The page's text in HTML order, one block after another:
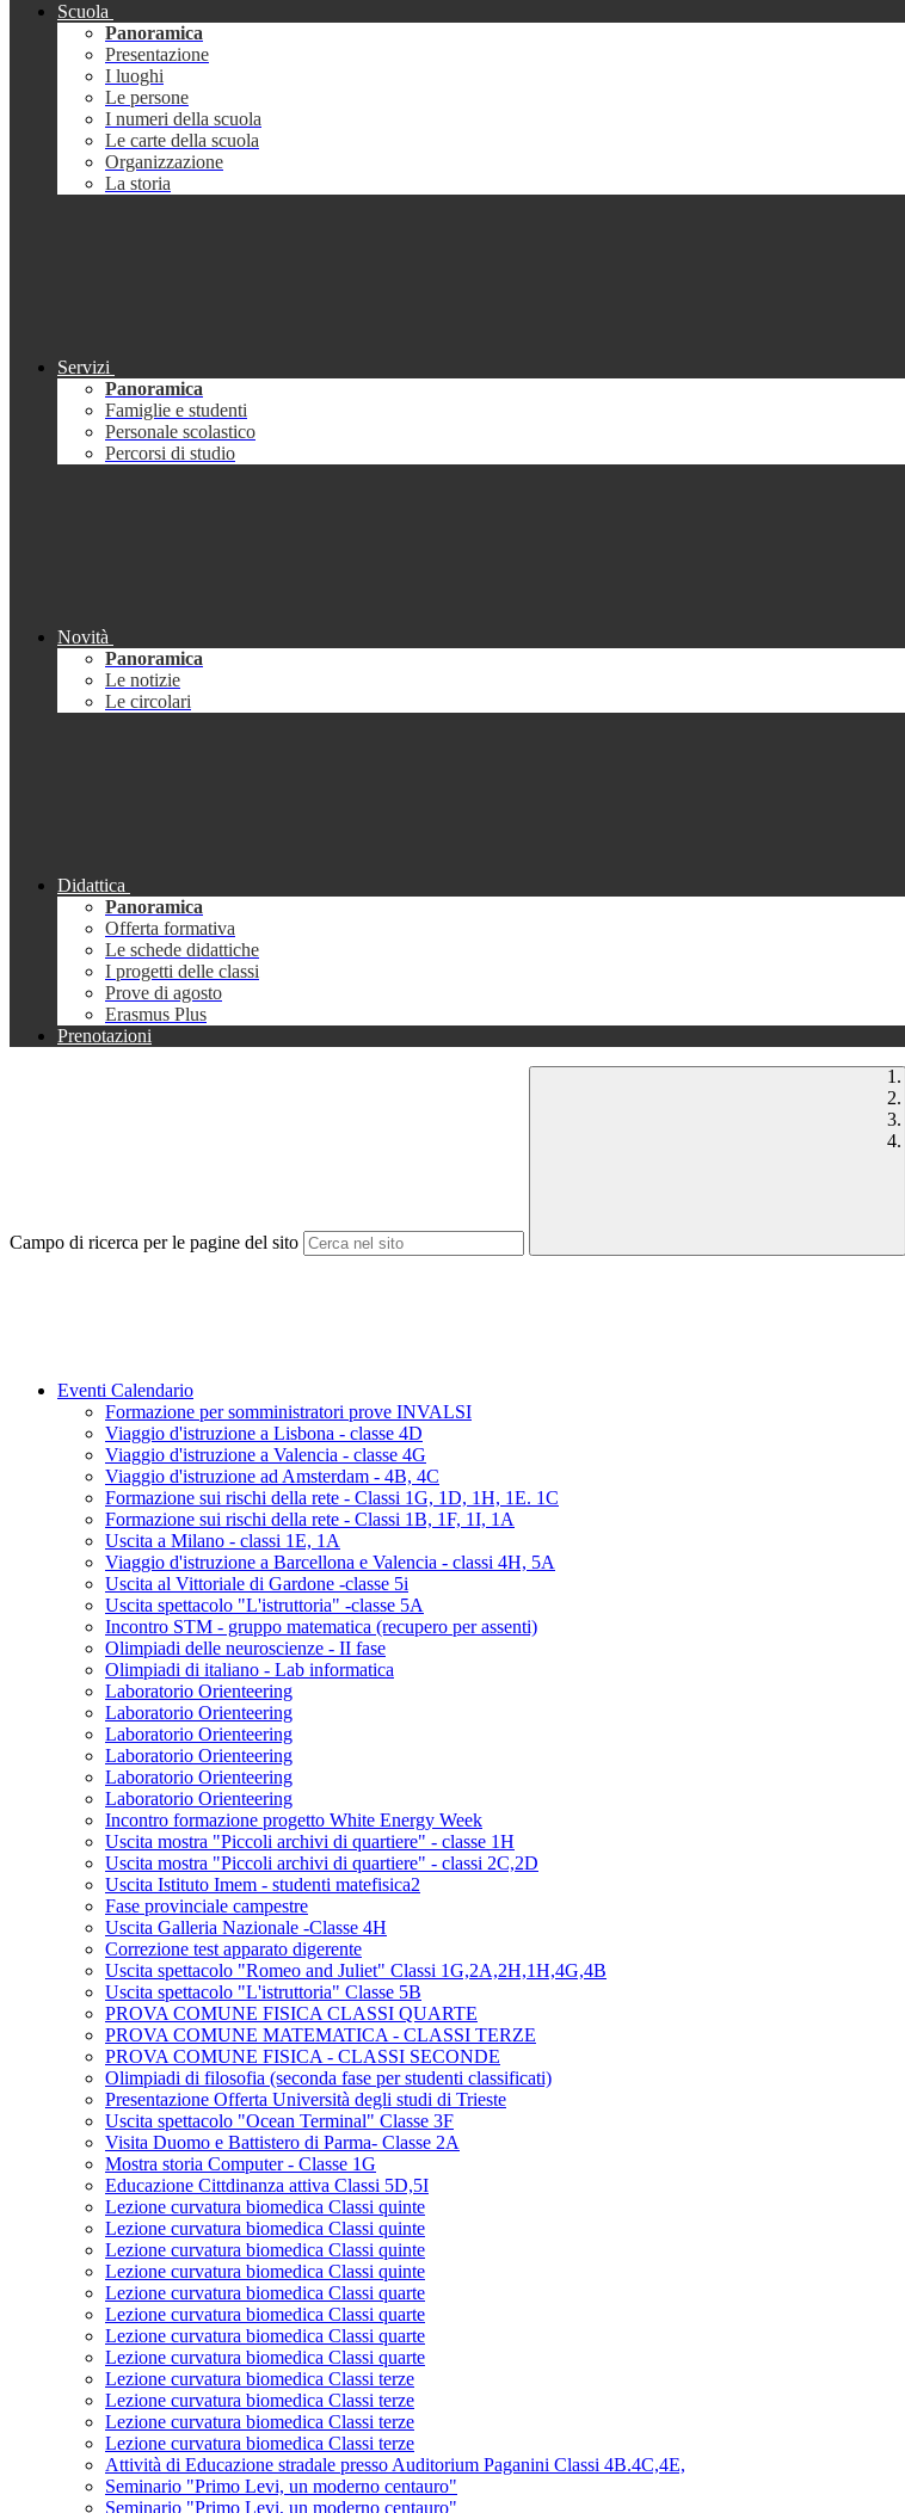
Scuola
Panoramica
Presentazione
I luoghi
Le persone
I numeri della scuola
Le carte della scuola
Organizzazione
La storia
Servizi
Panoramica
Famiglie e studenti
Personale scolastico
Percorsi di studio
Novità
Panoramica
Le notizie
Le circolari
Didattica
Panoramica
Offerta formativa
Le schede didattiche
I progetti delle classi
Prove di agosto
Erasmus Plus
Prenotazioni
Campo di ricerca per le pagine del sito
Eventi Calendario
Formazione per somministratori prove INVALSI
Viaggio d'istruzione a Lisbona - classe 4D
Viaggio d'istruzione a Valencia - classe 4G
Viaggio d'istruzione ad Amsterdam - 4B, 4C
Formazione sui rischi della rete - Classi 1G, 1D, 1H, 1E. 1C
Formazione sui rischi della rete - Classi 1B, 1F, 1I, 1A
Uscita a Milano - classi 1E, 1A
Viaggio d'istruzione a Barcellona e Valencia - classi 4H, 5A
Uscita al Vittoriale di Gardone -classe 5i
Uscita spettacolo "L'istruttoria" -classe 5A
Incontro STM - gruppo matematica (recupero per assenti)
Olimpiadi delle neuroscienze - II fase
Olimpiadi di italiano - Lab informatica
Laboratorio Orienteering
Laboratorio Orienteering
Laboratorio Orienteering
Laboratorio Orienteering
Laboratorio Orienteering
Laboratorio Orienteering
Incontro formazione progetto White Energy Week
Uscita mostra "Piccoli archivi di quartiere" - classe 1H
Uscita mostra "Piccoli archivi di quartiere" - classi 2C,2D
Uscita Istituto Imem - studenti matefisica2
Fase provinciale campestre
Uscita Galleria Nazionale -Classe 4H
Correzione test apparato digerente
Uscita spettacolo "Romeo and Juliet" Classi 1G,2A,2H,1H,4G,4B
Uscita spettacolo "L'istruttoria" Classe 5B
PROVA COMUNE FISICA CLASSI QUARTE
PROVA COMUNE MATEMATICA - CLASSI TERZE
PROVA COMUNE FISICA - CLASSI SECONDE
Olimpiadi di filosofia (seconda fase per studenti classificati)
Presentazione Offerta Università degli studi di Trieste
Uscita spettacolo "Ocean Terminal" Classe 3F
Visita Duomo e Battistero di Parma- Classe 2A
Mostra storia Computer - Classe 1G
Educazione Cittdinanza attiva Classi 5D,5I
Lezione curvatura biomedica Classi quinte
Lezione curvatura biomedica Classi quinte
Lezione curvatura biomedica Classi quinte
Lezione curvatura biomedica Classi quinte
Lezione curvatura biomedica Classi quarte
Lezione curvatura biomedica Classi quarte
Lezione curvatura biomedica Classi quarte
Lezione curvatura biomedica Classi quarte
Lezione curvatura biomedica Classi terze
Lezione curvatura biomedica Classi terze
Lezione curvatura biomedica Classi terze
Lezione curvatura biomedica Classi terze
Attività di Educazione stradale presso Auditorium Paganini Classi 4B.4C,4E,
Seminario "Primo Levi, un moderno centauro"
Seminario "Primo Levi, un moderno centauro"